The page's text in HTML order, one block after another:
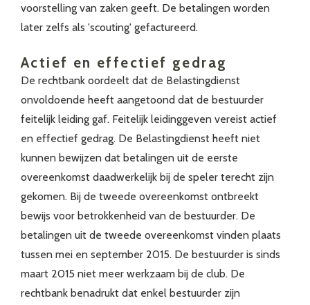
voorstelling van zaken geeft. De betalingen worden
later zelfs als 'scouting' gefactureerd.
Actief en effectief gedrag
De rechtbank oordeelt dat de Belastingdienst
onvoldoende heeft aangetoond dat de bestuurder
feitelijk leiding gaf. Feitelijk leidinggeven vereist actief
en effectief gedrag. De Belastingdienst heeft niet
kunnen bewijzen dat betalingen uit de eerste
overeenkomst daadwerkelijk bij de speler terecht zijn
gekomen. Bij de tweede overeenkomst ontbreekt
bewijs voor betrokkenheid van de bestuurder. De
betalingen uit de tweede overeenkomst vinden plaats
tussen mei en september 2015. De bestuurder is sinds
maart 2015 niet meer werkzaam bij de club. De
rechtbank benadrukt dat enkel bestuurder zijn